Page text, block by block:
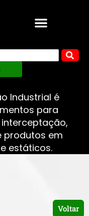
Industrial é
para
produtos em
estáticos.
Voltar